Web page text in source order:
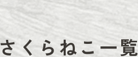
さくらねこ一覧